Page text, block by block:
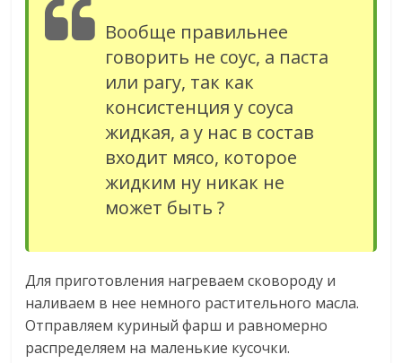
Вообще правильнее
говорить не соус, а паста
или рагу, так как
консистенция у соуса
жидкая, а у нас в состав
входит мясо, которое
жидким ну никак не
может быть ?
Для приготовления нагреваем сковороду и
наливаем в нее немного растительного масла.
Отправляем куриный фарш и равномерно
распределяем на маленькие кусочки.